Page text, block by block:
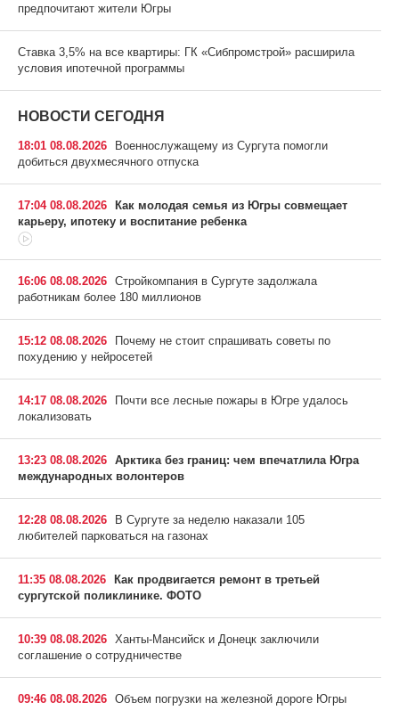
предпочитают жители Югры
Ставка 3,5% на все квартиры: ГК «Сибпромстрой» расширила
условия ипотечной программы
НОВОСТИ СЕГОДНЯ
18:01 08.08.2026
Военнослужащему из Сургута помогли
добиться двухмесячного отпуска
17:04 08.08.2026 Как молодая семья из Югры совмещает
карьеру, ипотеку и воспитание ребенка
16:06 08.08.2026 Стройкомпания в Сургуте задолжала
работникам более 180 миллионов
15:12 08.08.2026
Почему не стоит спрашивать советы по
похудению у нейросетей
14:17 08.08.2026
Почти все лесные пожары в Югре удалось
локализовать
13:23 08.08.2026 Арктика без границ: чем впечатлила Югра
международных волонтеров
12:28 08.08.2026
В Сургуте за неделю наказали 105
любителей парковаться на газонах
11:35 08.08.2026 Как продвигается ремонт в третьей
сургутской поликлинике. ФОТО
10:39 08.08.2026 Ханты-Мансийск и Донецк заключили
соглашение о сотрудничестве
09:46 08.08.2026 Объем погрузки на железной дороге Югры